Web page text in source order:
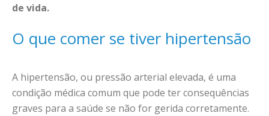
de vida.
O que comer se tiver hipertensão
A hipertensão, ou pressão arterial elevada, é uma
condição médica comum que pode ter consequências
graves para a saúde se não for gerida corretamente.